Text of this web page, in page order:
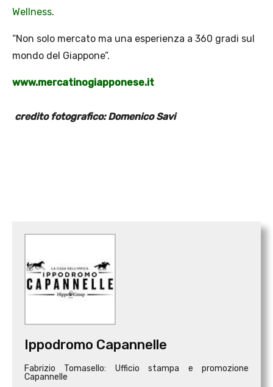
Wellness.
“Non solo mercato ma una esperienza a 360 gradi sul
mondo del Giappone”.
www.mercatinogiapponese.it
credito fotografico: DomenicoSavi
Ippodromo Capannelle
Fabrizio Tomasello: Ufficio stampa e promozione
Capannelle